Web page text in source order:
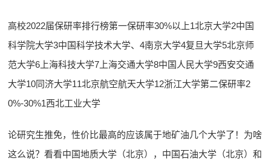
高校2022届保研率排行榜第一保研率30%以上1北京大学2中国
科学院大学3中国科学技术大学、4南京大学4复旦大学5北京师
范大学6上海科技大学7上海交通大学8中国人民大学9西安交通
大学10同济大学11北京航空航天大学12浙江大学第二保研率2
0%-30%1西北工业大学
论研究生推免，性价比最高的应该属于地矿油几个大学了！为啥
这么说？看看中国地质大学（北京），中国石油大学（北京）和